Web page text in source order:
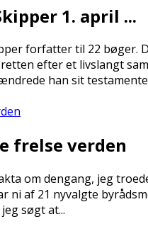
1. april ...
forfatter til 22 bøger.
efter et livslangt
han sit
frelse verden
om dengang, jeg
ni af 21 nyvalgte
søgt at...